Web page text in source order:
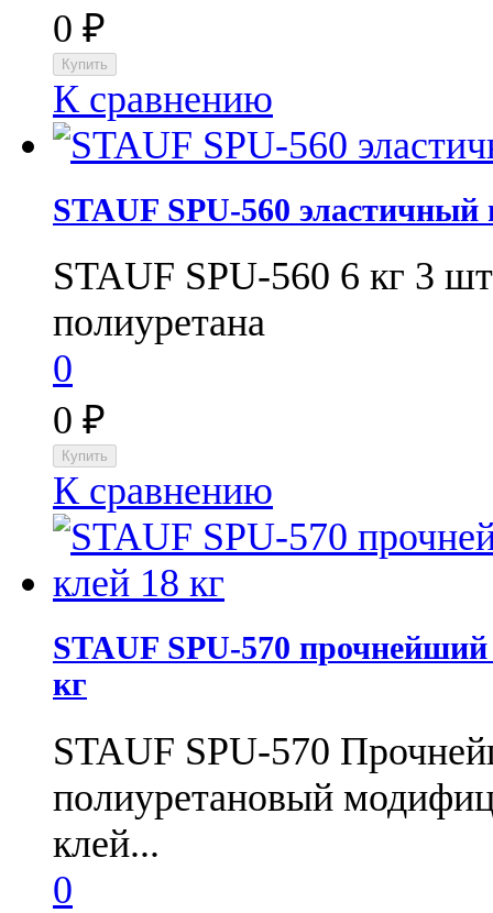
0 ₽
К сравнению
STAUF SPU-560
STAUF SPU-560 6 кг 3
полиуретана
0
0 ₽
К сравнению
STAUF SPU-570
кг
STAUF SPU-570
полиуретановый
клей...
0